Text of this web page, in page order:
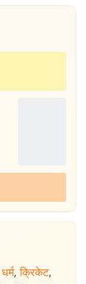
धर्म, क्रिकेट,